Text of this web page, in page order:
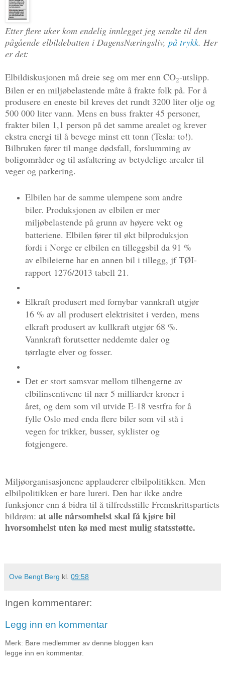
Etter flere uker kom endelig innlegget jeg sendte til den
pågående elbildebatten i DagensNæringsliv, på trykk. Her
er det:
Elbildiskusjonen må dreie seg om mer enn CO2-utslipp.
Bilen er en miljøbelastende måte å frakte folk på. For å
produsere en eneste bil kreves det rundt 3200 liter olje og
500 000 liter vann. Mens en buss frakter 45 personer,
frakter bilen 1,1 person på det samme arealet og krever
ekstra energi til å bevege minst ett tonn (Tesla: to!).
Bilbruken fører til mange dødsfall, forslumming av
boligområder og til asfaltering av betydelige arealer til
veger og parkering.
Elbilen har de samme ulempene som andre
biler. Produksjonen av elbilen er mer
miljøbelastende på grunn av høyere vekt og
batteriene. Elbilen fører til økt bilproduksjon
fordi i Norge er elbilen en tilleggsbil da 91 %
av elbileierne har en annen bil i tillegg, jf TØI-
rapport 1276/2013 tabell 21.
Elkraft produsert med fornybar vannkraft utgjør
16 % av all produsert elektrisitet i verden, mens
elkraft produsert av kullkraft utgjør 68 %.
Vannkraft forutsetter neddemte daler og
tørrlagte elver og fosser.
Det er stort samsvar mellom tilhengerne av
elbilinsentivene til nær 5 milliarder kroner i
året, og dem som vil utvide E-18 vestfra for å
fylle Oslo med enda flere biler som vil stå i
vegen for trikker, busser, syklister og
fotgjengere.
Miljøorganisasjonene applauderer elbilpolitikken. Men
elbilpolitikken er bare lureri. Den har ikke andre
funksjoner enn å bidra til å tilfredsstille Fremskrittspartiets
bildrøm: at alle nårsomhelst skal få kjøre bil
hvorsomhelst uten kø med mest mulig statsstøtte.
Ove Bengt Berg kl. 09:58
Ingen kommentarer:
Legg inn en kommentar
Merk: Bare medlemmer av denne bloggen kan
legge inn en kommentar.